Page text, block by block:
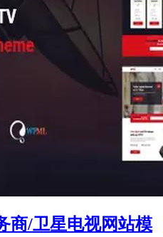
商/卫星电视网站模